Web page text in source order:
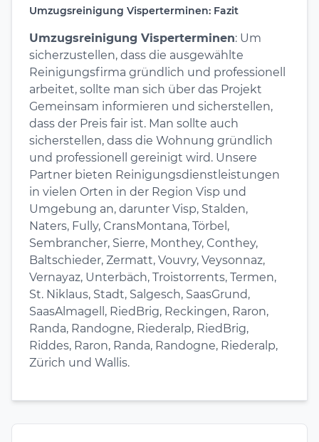
Umzugsreinigung Visperterminen: Fazit
Umzugsreinigung Visperterminen: Um
sicherzustellen, dass die ausgewählte
Reinigungsfirma gründlich und professionell
arbeitet, sollte man sich über das Projekt
Gemeinsam informieren und sicherstellen,
dass der Preis fair ist. Man sollte auch
sicherstellen, dass die Wohnung gründlich
und professionell gereinigt wird. Unsere
Partner bieten Reinigungsdienstleistungen
in vielen Orten in der Region Visp und
Umgebung an, darunter Visp, Stalden,
Naters, Fully, CransMontana, Törbel,
Sembrancher, Sierre, Monthey, Conthey,
Baltschieder, Zermatt, Vouvry, Veysonnaz,
Vernayaz, Unterbäch, Troistorrents, Termen,
St. Niklaus, Stadt, Salgesch, SaasGrund,
SaasAlmagell, RiedBrig, Reckingen, Raron,
Randa, Randogne, Riederalp, RiedBrig,
Riddes, Raron, Randa, Randogne, Riederalp,
Zürich und Wallis.